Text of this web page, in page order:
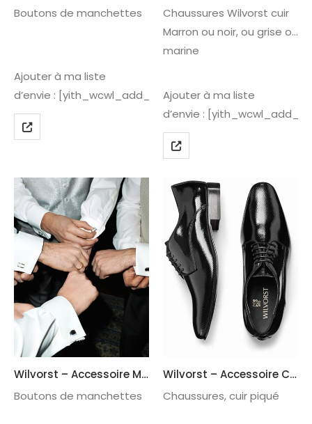
Boutons de manchettes
Ajouter à ma liste
d’envie : [yith_wcwl_add_to_wishlist]
Chaussures Wilvorst cuir
Marron ou noir, ou grise ou
marine
Ajouter à ma liste
d’envie :
Wilvorst – Accessoire M115
Boutons de manchettes
Wilvorst – Accessoire CH215
Chaussures, cuir piqué